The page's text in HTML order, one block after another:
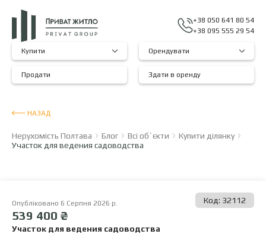
+38 050 641 80 54
+38 095 555 29 54
Купити Орендувати
Продати Здати в оренду
НАЗАД
Нерухомість Полтава Блог Всі об`єкти
Купити ділянку
Участок для ведения садоводства
Опубліковано 6 Серпня 2026 р. Код: 32112
539 400 ₴
Участок для ведения садоводства